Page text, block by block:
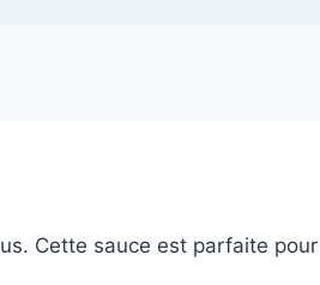
Cette sauce est parfaite